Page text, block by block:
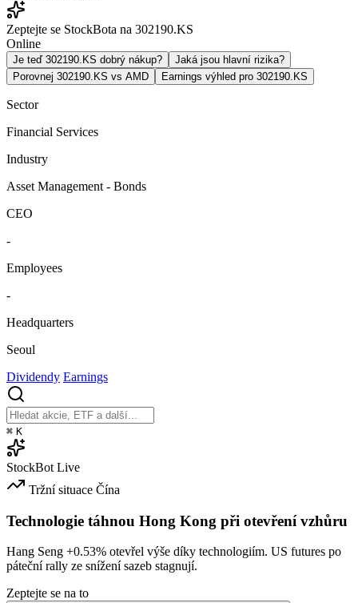
Zeptejte se StockBota na 302190.KS
Online
Je teď 302190.KS dobrý nákup?
Jaká jsou hlavní rizika?
Porovnej 302190.KS vs AMD
Earnings výhled pro 302190.KS
Sector
Financial Services
Industry
Asset Management - Bonds
CEO
-
Employees
-
Headquarters
Seoul
Dividendy Earnings
⌘ K
StockBot Live
Tržní situace Čína
Technologie táhnou Hong Kong při otevření vzhůru
Hang Seng +0.53% otevřel výše díky technologiím. US futures po
páteční rally ze snížení sazeb stagnují.
Zeptejte se na to